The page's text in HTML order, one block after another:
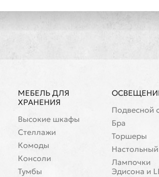
МЕБЕЛЬ ДЛЯ
ХРАНЕНИЯ
Высокие шкафы
Стеллажи
Комоды
Консоли
Тумбы
Подвесной
Бра
Торшеры
Настольный
Лампочки
Эдисона и